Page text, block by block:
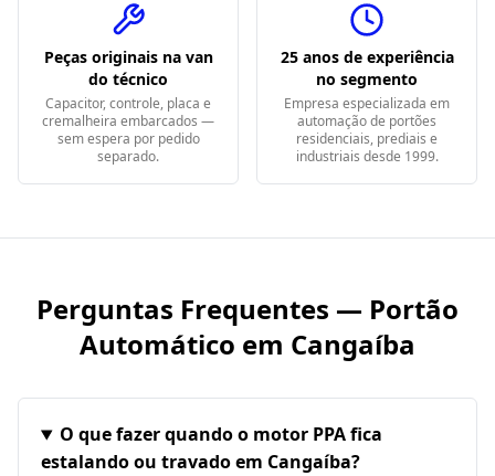
Peças originais na van
do técnico
Capacitor, controle, placa e
cremalheira embarcados —
sem espera por pedido
separado.
25 anos de experiência
no segmento
Empresa especializada em
automação de portões
residenciais, prediais e
industriais desde 1999.
Perguntas Frequentes — Portão
Automático em Cangaíba
O que fazer quando o motor PPA fica
estalando ou travado em Cangaíba?